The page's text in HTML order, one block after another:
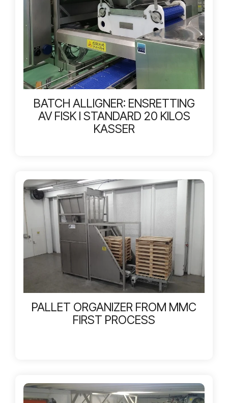
BATCH ALLIGNER: ENSRETTING
AV FISK I STANDARD 20 KILOS
KASSER
PALLET ORGANIZER FROM MMC
FIRST PROCESS